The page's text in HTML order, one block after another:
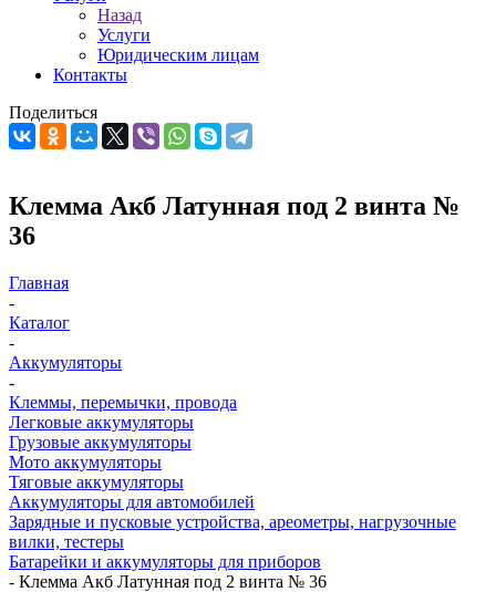
Назад
Услуги
Юридическим лицам
Контакты
Поделиться
Клемма Акб Латунная под 2 винта №
36
Главная
-
Каталог
-
Аккумуляторы
-
Клеммы, перемычки, провода
Легковые аккумуляторы
Грузовые аккумуляторы
Мото аккумуляторы
Тяговые аккумуляторы
Аккумуляторы для автомобилей
Зарядные и пусковые устройства, ареометры, нагрузочные
вилки, тестеры
Батарейки и аккумуляторы для приборов
- Клемма Акб Латунная под 2 винта № 36